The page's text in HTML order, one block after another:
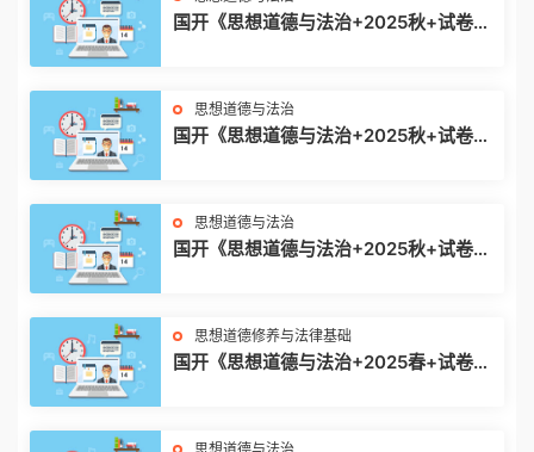
国开《思想道德与法治+2025秋+试卷
思想道德与法治
国开《思想道德与法治+2025秋+试卷
思想道德与法治
国开《思想道德与法治+2025秋+试卷
思想道德修养与法律基础
国开《思想道德与法治+2025春+试卷